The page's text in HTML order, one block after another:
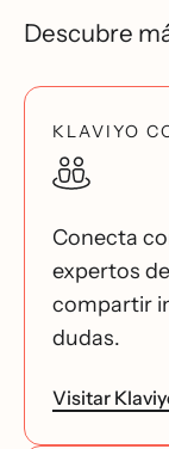
Descubre
KLAVIYO
Conecta
expertos
compartir
dudas.
Visitar